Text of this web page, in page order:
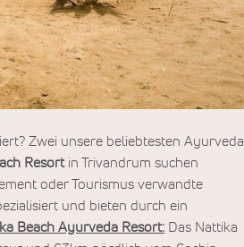
Zwei unsere beliebtesten Ayurveda
Resort in Trivandrum suchen
oder Tourismus verwandte
und bieten durch ein
Beach Ayurveda Resort: Das Nattika